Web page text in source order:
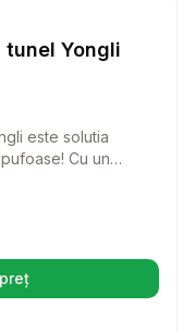
Custi Rozatoare
Yongli
este solutia
Cu un
le un spatiu sigur si
într-o filă nouă)